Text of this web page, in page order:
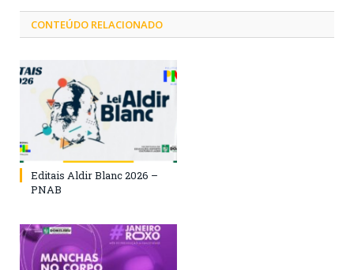
CONTEÚDO RELACIONADO
Editais Aldir Blanc 2026 –
PNAB